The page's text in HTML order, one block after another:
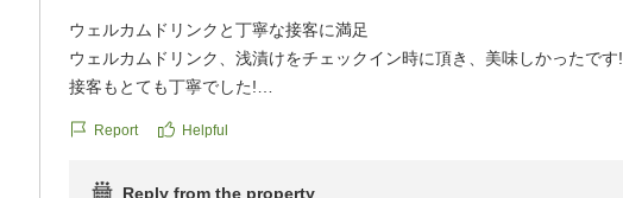
https://review.travel.rakuten.co.jp/hotel/voice/30739?
reviewId=33123478501710
ウェルカムドリンクと丁寧な接客に満足
ウェルカムドリンク、浅漬けをチェックイン時に頂き、美味しかったです!
接客もとても丁寧でした!
く、外からの空気を取り入れる装置でやや涼しく過ごせました。
Report Helpful
Reply from the property